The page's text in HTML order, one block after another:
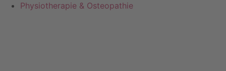
Physiotherapie & Osteopathie